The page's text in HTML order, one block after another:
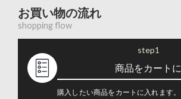
お買い物の流れ
shopping flow
step1
商品をカートに
購入したい商品をカートに入れます。